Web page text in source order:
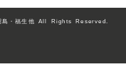
・福生他 All Rights Reserved.